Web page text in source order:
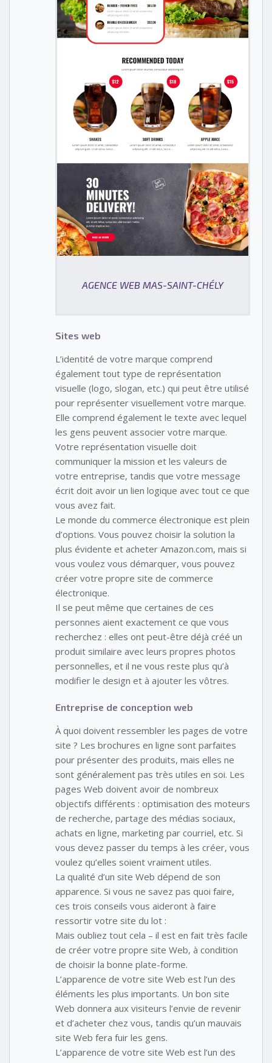
AGENCE WEB MAS-SAINT-CHÉLY
Sites web
L’identité de votre marque comprend
également tout type de représentation
visuelle (logo, slogan, etc.) qui peut être utilisé
pour représenter visuellement votre marque.
Elle comprend également le texte avec lequel
les gens peuvent associer votre marque.
Votre représentation visuelle doit
communiquer la mission et les valeurs de
votre entreprise, tandis que votre message
écrit doit avoir un lien logique avec tout ce que
vous avez fait.
Le monde du commerce électronique est plein
d’options. Vous pouvez choisir la solution la
plus évidente et acheter Amazon.com, mais si
vous voulez vous démarquer, vous pouvez
créer votre propre site de commerce
électronique.
Il se peut même que certaines de ces
personnes aient exactement ce que vous
recherchez : elles ont peut-être déjà créé un
produit similaire avec leurs propres photos
personnelles, et il ne vous reste plus qu’à
modifier le design et à ajouter les vôtres.
Entreprise de conception web
À quoi doivent ressembler les pages de votre
site ? Les brochures en ligne sont parfaites
pour présenter des produits, mais elles ne
sont généralement pas très utiles en soi. Les
pages Web doivent avoir de nombreux
objectifs différents : optimisation des moteurs
de recherche, partage des médias sociaux,
achats en ligne, marketing par courriel, etc. Si
vous devez passer du temps à les créer, vous
voulez qu’elles soient vraiment utiles.
La qualité d’un site Web dépend de son
apparence. Si vous ne savez pas quoi faire,
ces trois conseils vous aideront à faire
ressortir votre site du lot :
Mais oubliez tout cela – il est en fait très facile
de créer votre propre site Web, à condition
de choisir la bonne plate-forme.
L’apparence de votre site Web est l’un des
éléments les plus importants. Un bon site
Web donnera aux visiteurs l’envie de revenir
et d’acheter chez vous, tandis qu’un mauvais
site Web fera fuir les gens.
L’apparence de votre site Web est l’un des